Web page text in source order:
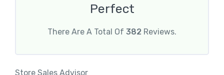
Perfect
There Are A Total Of 382 Reviews.
Store Sales Advisor